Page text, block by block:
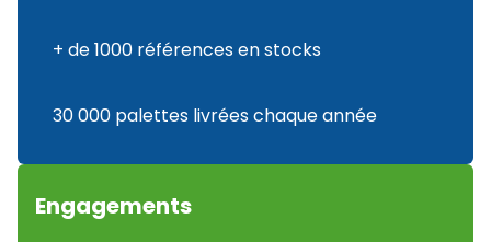
+ de 1000 références en stocks
30 000 palettes livrées chaque année
Engagements